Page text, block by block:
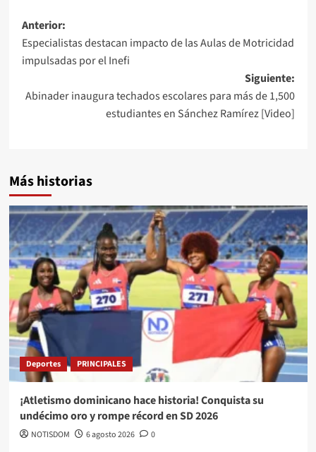
Anterior:
Especialistas destacan impacto de las Aulas de Motricidad
impulsadas por el Inefi
Siguiente:
Abinader inaugura techados escolares para más de 1,500
estudiantes en Sánchez Ramírez [Video]
Más historias
Deportes PRINCIPALES
¡Atletismo dominicano hace historia! Conquista su
undécimo oro y rompe récord en SD 2026
NOTISDOM 6 agosto 2026 0